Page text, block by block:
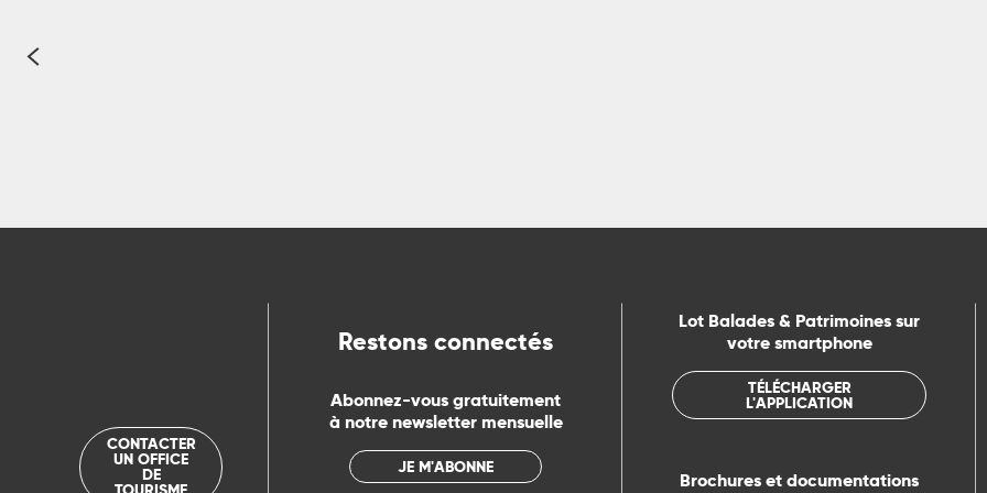
CONTACTER
UN OFFICE
DE
Restons connectés
Abonnez-vous gratuitement
à notre newsletter mensuelle
JE M'ABONNE
Lot Balades & Patrimoines sur
votre smartphone
TÉLÉCHARGER
L'APPLICATION
Brochures et documentations